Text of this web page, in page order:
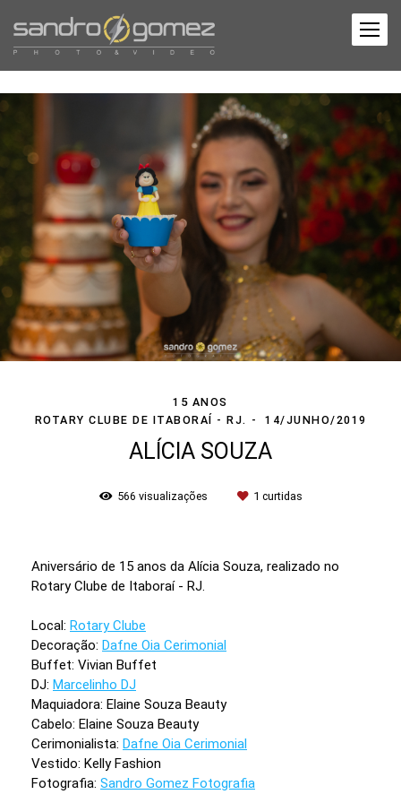
15 ANOS
ROTARY CLUBE DE ITABORAÍ - RJ.
14/JUNHO/2019
ALÍCIA SOUZA
566 visualizações 1 curtidas
Aniversário de 15 anos da Alícia Souza, realizado no
Rotary Clube de Itaboraí - RJ.
Local: Rotary Clube
Decoração: Dafne Oia Cerimonial
Buffet: Vivian Buffet
DJ: Marcelinho DJ
Maquiadora: Elaine Souza Beauty
Cabelo: Elaine Souza Beauty
Cerimonialista: Dafne Oia Cerimonial
Vestido: Kelly Fashion
Fotografia: Sandro Gomez Fotografia